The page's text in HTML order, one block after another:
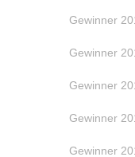
Gewinner
Gewinner
Gewinner
Gewinner
Gewinner